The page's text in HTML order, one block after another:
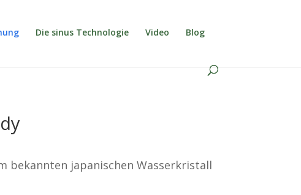
Die sinus Technologie Video Blog
bekannten japanischen Wasserkristall